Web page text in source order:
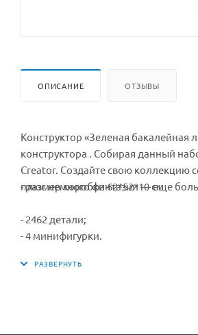
ОПИСАНИЕ ОТЗЫВЫ
Конструктор «Зеленая
конструктора . Собирая данный
Creator. Создайте свою коллекцию
плюс немного фантазии — еще
- 2462 детали;
- 4 минифигурки.
- размер коробки 62*52*10 см